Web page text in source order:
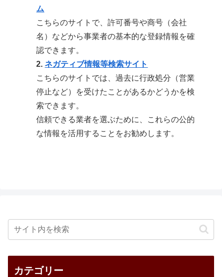
ム
こちらのサイトで、許可番号や商号（会社
名）などから事業者の基本的な登録情報を確
認できます。
2.ネガティブ情報等検索サイト
こちらのサイトでは、過去に行政処分（営業
停止など）を受けたことがあるかどうかを検
索できます。
信頼できる業者を選ぶために、これらの公的
な情報を活用することをお勧めします。
カテゴリー